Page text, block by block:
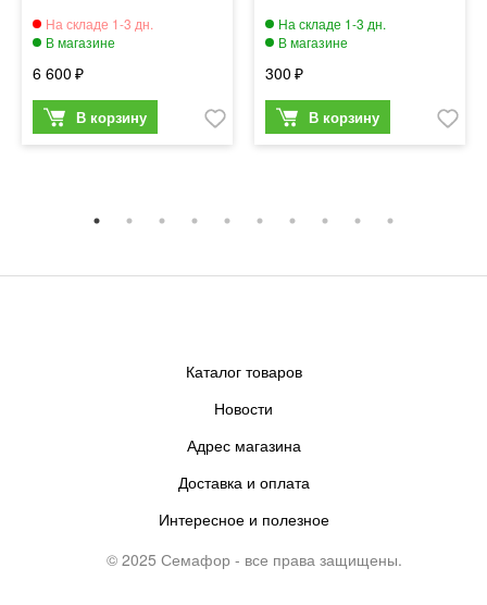
6 600 300
Каталог товаров
Новости
Адрес магазина
Доставка и оплата
Интересное и полезное
© 2025 Семафор - все права защищены.